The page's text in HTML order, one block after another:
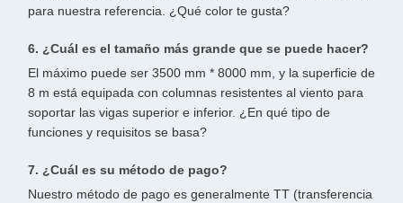
para nuestra referencia. ¿Qué color te gusta?
6. ¿Cuál es el tamaño más grande que se puede hacer?
El máximo puede ser 3500 mm * 8000 mm, y la superficie de
8 m está equipada con columnas resistentes al viento para
soportar las vigas superior e inferior. ¿En qué tipo de
funciones y requisitos se basa?
7. ¿Cuál es su método de pago?
Nuestro método de pago es generalmente TT (transferencia